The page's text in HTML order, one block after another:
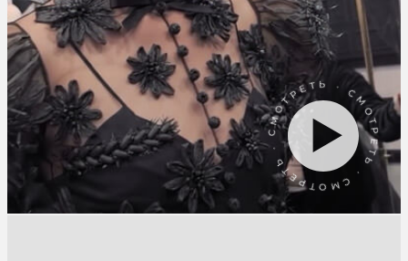
СМОТРЕТЬ · СМОТРЕТЬ · СМОТРЕТЬ ·